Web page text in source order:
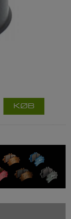
KØB